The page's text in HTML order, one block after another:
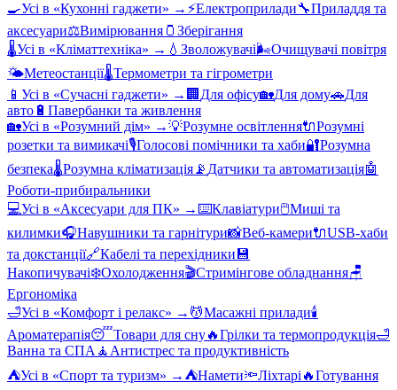
🍳Усі в «Кухонні гаджети» → ⚡Електроприлади🔧Приладдя та
аксесуари⚖️Вимірювання 🫙 Зберігання
🌡️Усі в «Кліматтехніка» → 💧 Зволожувачі🌬️Очищувачі повітря
🌤️Метеостанції🌡️Термометри та гігрометри
📱 Усі в «Сучасні гаджети» → 🏢 Для офісу🏡Для дому🚗Для
авто 🔋 Павербанки та живлення
🏡Усі в «Розумний дім» →💡Розумне освітлення🔌Розумні
розетки та вимикачі🎙️Голосові помічники та хаби🔐Розумна
безпека🌡️Розумна кліматизація 📡 Датчики та автоматизація🤖
Роботи-прибиральники
💻Усі в «Аксесуари для ПК» →⌨️Клавіатури🖱️Миші та
килимки🎧Навушники та гарнітури📸Веб-камери🔌USB-хаби
та докстанції🔗Кабелі та перехідники 💾
Накопичувачі❄️Охолодження🎬Стримінгове обладнання🪑
Ергономіка
🛁Усі в «Комфорт і релакс» → 💆Масажні прилади🕯️
Ароматерапія😴Товари для сну🔥Грілки та термопродукція🛁
Ванна та СПА 🧘 Антистрес та продуктивність
⛺Усі в «Спорт та туризм» → ⛺Намети🔦Ліхтарі 🔥Готування